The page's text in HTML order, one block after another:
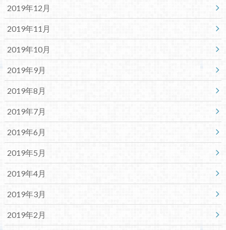
2019年12月
2019年11月
2019年10月
2019年9月
2019年8月
2019年7月
2019年6月
2019年5月
2019年4月
2019年3月
2019年2月